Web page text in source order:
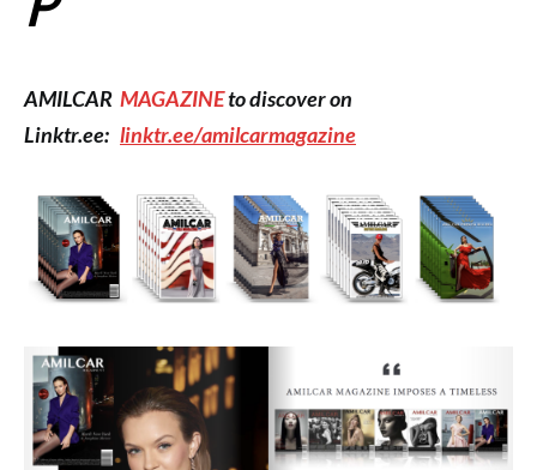
AMILCAR MAGAZINEto discover on
Linktr.ee: linktr.ee/amilcarmagazine